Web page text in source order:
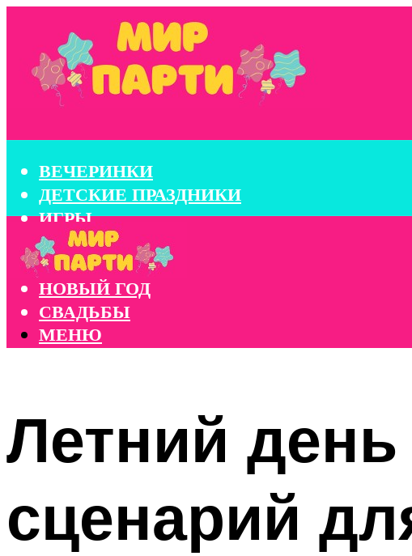
ВЕЧЕРИНКИ
ДЕТСКИЕ ПРАЗДНИКИ
ИГРЫ
КОНКУРСЫ
КОРПОРАТИВЫ
НОВЫЙ ГОД
СВАДЬБЫ
МЕНЮ
Летний
сценарий